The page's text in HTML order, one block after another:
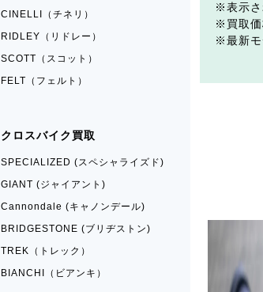
表示
買取
最新
CINELLI（チネリ）
RIDLEY（リドレー）
SCOTT（スコット）
FELT（フェルト）
クロスバイク買取
SPECIALIZED (スペシャライズド)
GIANT (ジャイアント)
Cannondale (キャノンデール)
BRIDGESTONE (ブリヂストン)
TREK（トレック）
BIANCHI（ビアンキ）